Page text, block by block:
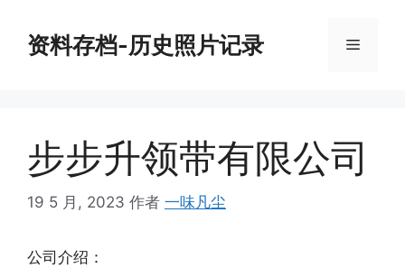
资料存档-历史照片记录 菜
步步升领带有限公司
19 5 月, 2023 作者 一味凡尘
公司介绍：